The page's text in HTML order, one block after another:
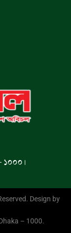
১০০০।
Design by
– 1000.